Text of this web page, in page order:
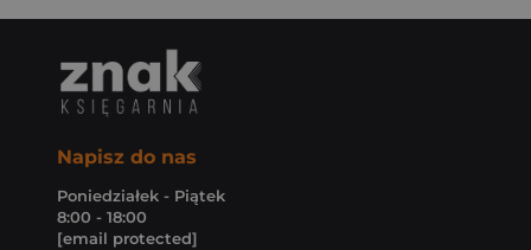
Napisz do nas
Poniedziałek - Piątek
8:00 - 18:00
[email protected]